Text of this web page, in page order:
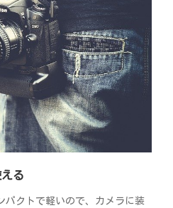
る
パクトで軽いので、カメラに装